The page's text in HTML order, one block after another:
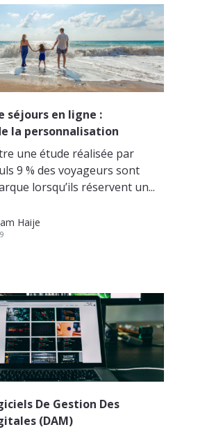
séjours en ligne :
la personnalisation
une étude réalisée par
9 % des voyageurs sont
lorsqu’ils réservent un...
Haije
De Gestion Des
(DAM)